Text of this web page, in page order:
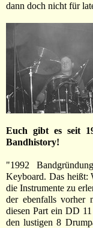
dann doch nicht für
Euch gibt es seit
Bandhistory!
"1992
Keyboard. Das heißt:
die Instrumente zu
der ebenfalls vorher
diesen Part ein DD
den lustigen 8